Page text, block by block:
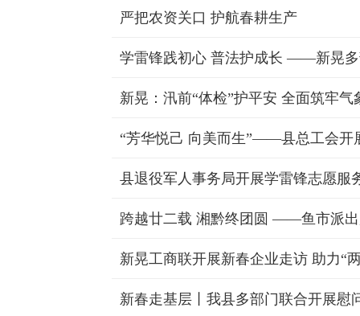
严把农资关口 护航春耕生产
新晃：汛前“体检”护平安 全面筑牢气
“芳华悦己 向美而生”——县总工会开
县退役军人事务局开展学雷锋志愿服
跨越廿二载 湘黔终团圆 ——鱼市派
新晃工商联开展新春企业走访 助力“